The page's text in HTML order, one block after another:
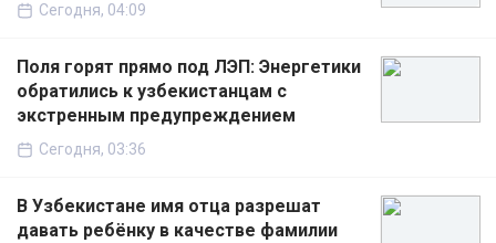
Сегодня, 04:09
Поля горят прямо под ЛЭП: Энергетики
обратились к узбекистанцам с
экстренным предупреждением
Сегодня, 03:36
В Узбекистане имя отца разрешат
давать ребёнку в качестве фамилии